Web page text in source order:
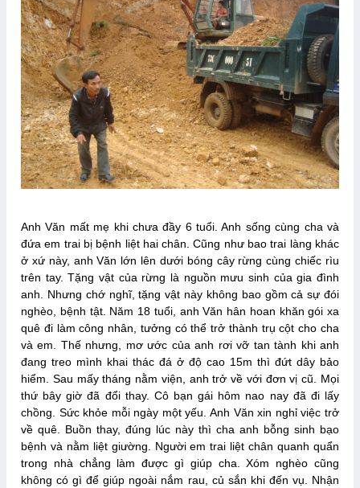
Anh Văn mất mẹ khi chưa đầy 6 tuổi. Anh sống cùng cha và
đứa em trai bị bệnh liệt hai chân. Cũng như bao trai làng khác
ở xứ này, anh Văn lớn lên dưới bóng cây rừng cùng chiếc rìu
trên tay. Tặng vật của rừng là nguồn mưu sinh của gia đình
anh. Nhưng chớ nghĩ, tặng vật này không bao gồm cả sự đói
nghèo, bệnh tật. Năm 18 tuổi, anh Văn hân hoan khăn gói xa
quê đi làm công nhân, tưởng có thể trở thành trụ cột cho cha
và em. Thế nhưng, mơ ước của anh rơi vỡ tan tành khi anh
đang treo mình khai thác đá ở độ cao 15m thì đứt dây bảo
hiểm. Sau mấy tháng nằm viện, anh trở về với đơn vị cũ. Mọi
thứ bây giờ đã đổi thay. Cô bạn gái hôm nao nay đã đi lấy
chồng. Sức khỏe mỗi ngày một yếu. Anh Văn xin nghỉ việc trở
về quê. Buồn thay, đúng lúc này thì cha anh bỗng sinh bạo
bệnh và nằm liệt giường. Người em trai liệt chân quanh quẩn
trong nhà chẳng làm được gì giúp cha. Xóm nghèo cũng
không có gì để giúp ngoài nắm rau, củ sắn khi đến vụ. Nhận